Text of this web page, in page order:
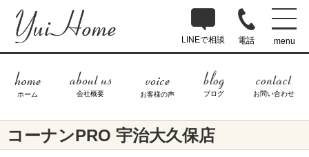
LINEで相談 電話 menu
ホーム 会社概要 お客様の声 ブログ お問い合わせ
コーナンPRO 宇治大久保店